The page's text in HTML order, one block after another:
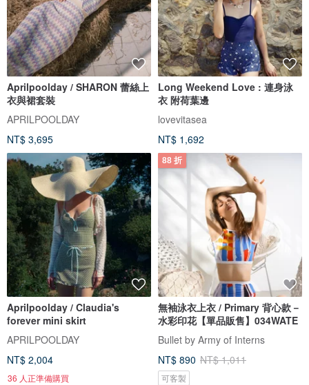
Aprilpoolday / SHARON 蕾絲上
衣與裙套裝
APRILPOOLDAY
NT$ 3,695
Long Weekend Love : 連身泳
衣 附荷葉邊
lovevitasea
NT$ 1,692
Aprilpoolday / Claudia's
forever mini skirt
APRILPOOLDAY
NT$ 2,004
36 人正準備購買
88 折
無袖泳衣上衣 / Primary 背心款－
水彩印花【單品販售】034WATE
Bullet by Army of Interns
NT$ 890 NT$ 1,011
可客製